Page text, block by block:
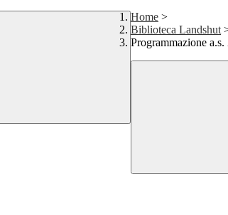
Home >
Biblioteca Landshut
Programmazione